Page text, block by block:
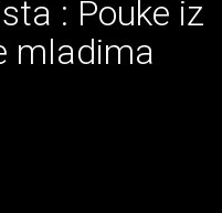
: Pouke iz
mladima